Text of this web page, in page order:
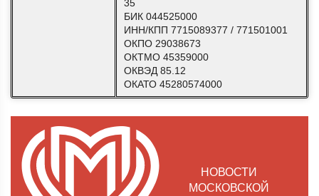
35
БИК 044525000
ИНН/КПП 7715089377 / 771501001
ОКПО 29038673
ОКТМО 45359000
ОКВЭД 85.12
ОКАТО 45280574000
НОВОСТИ
МОСКОВСКОЙ